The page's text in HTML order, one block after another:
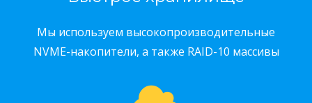
Мы используем высокопроизводительные
NVME-накопители, а также RAID-10 массивы